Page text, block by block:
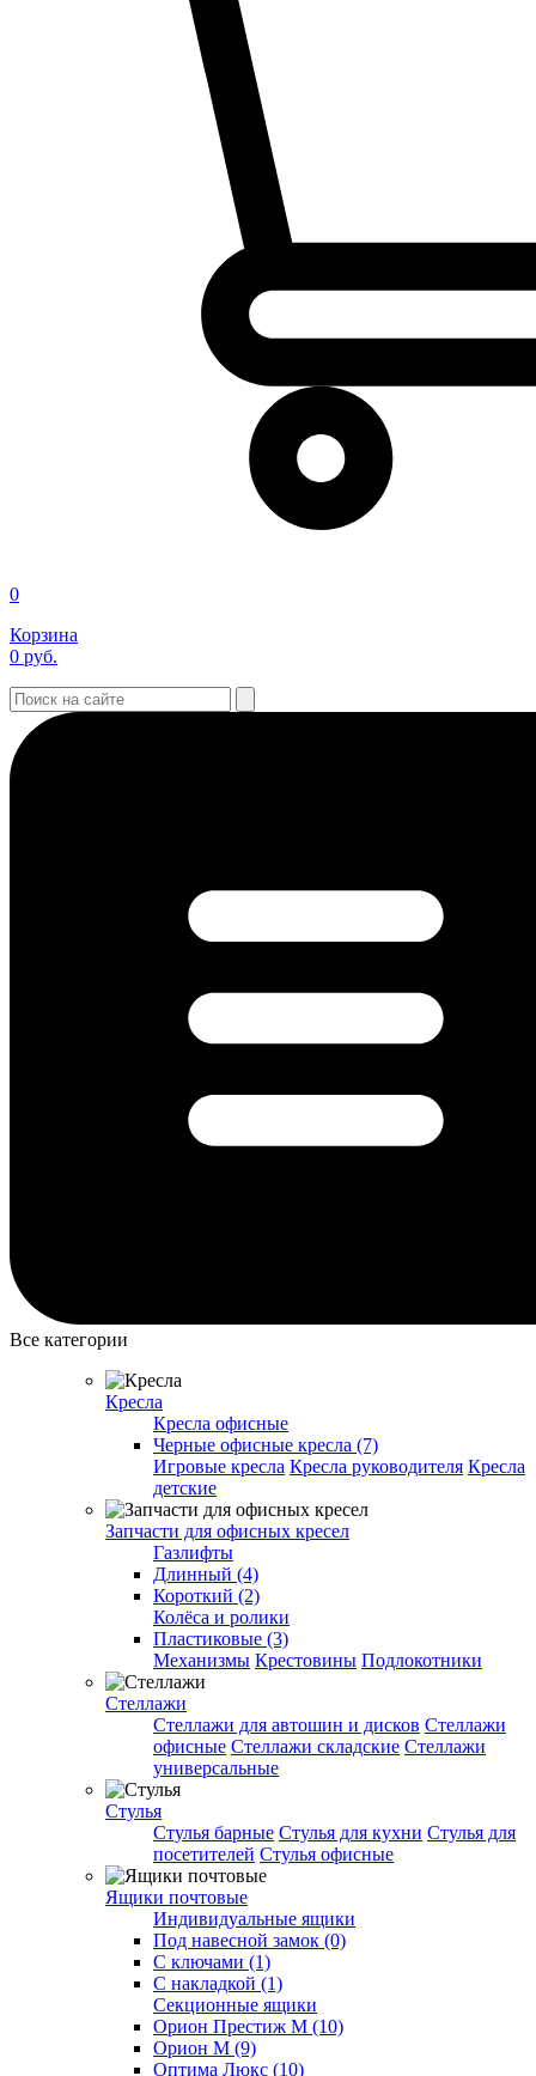
0
Корзина
0 руб.
Все категории
Кресла
Кресла офисные
Черные офисные кресла (7)
Игровые кресла Кресла руководителя Кресла
детские
Запчасти для офисных кресел
Газлифты
Длинный (4)
Короткий (2)
Колёса и ролики
Пластиковые (3)
Механизмы Крестовины Подлокотники
Стеллажи
Стеллажи для автошин и дисков Стеллажи
офисные Стеллажи складские Стеллажи
универсальные
Стулья
Стулья барные Стулья для кухни Стулья для
посетителей Стулья офисные
Ящики почтовые
Индивидуальные ящики
Под навесной замок (0)
С ключами (1)
С накладкой (1)
Секционные ящики
Орион Престиж М (10)
Орион М (9)
Оптима Люкс (10)